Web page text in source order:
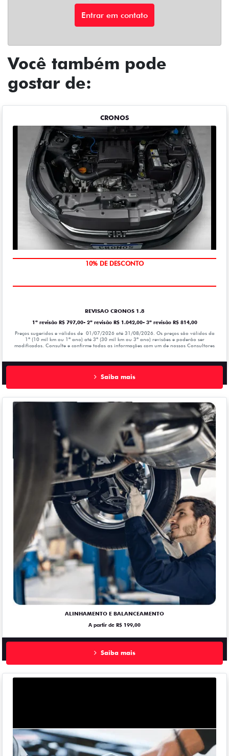
Entrar em contato
Você também pode
gostar de:
CRONOS
MÃO DE OBRA
REVISAO CRONOS 1.8
1ª revisão R$ 797,00- 2ª revisão R$ 1.042,00- 3ª revisão R$ 814,00
Preços sugeridos e válidos de 01/07/2026 até 31/08/2026. Os preços são válidos da
1º (10 mil km ou 1ª ano) até 3º (30 mil km ou 3º ano) revisões e poderão ser
modificados. Consulte e confirme todas as informações com um de nossos Consultores
Saiba mais
ALINHAMENTO E BALANCEAMENTO
A partir de R$ 199,00
Saiba mais